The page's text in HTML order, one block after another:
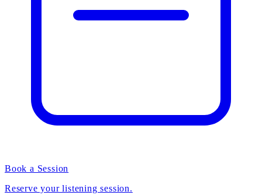
Book a Session
Reserve your listening session.